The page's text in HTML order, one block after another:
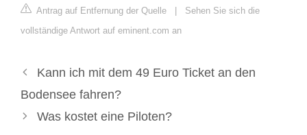
Antrag auf Entfernung der Quelle | Sehen Sie sich die
vollständige Antwort auf eminent.com an
Kann ich mit dem 49 Euro Ticket an den
Bodensee fahren?
Was kostet eine Piloten?